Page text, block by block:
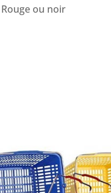
Rouge ou noir